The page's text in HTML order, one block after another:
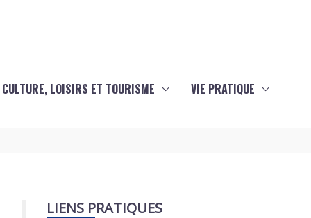
CULTURE, LOISIRS ET TOURISME VIE PRATIQUE
LIENS PRATIQUES